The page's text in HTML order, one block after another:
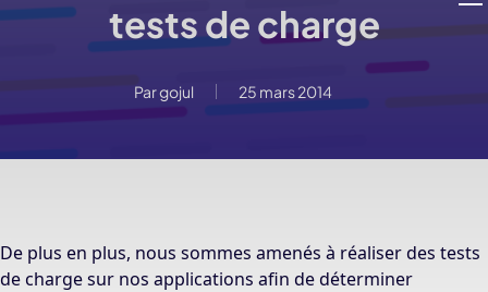
tests de charge
Pargojul 25 mars 2014
De plus en plus, nous sommes amenés à réaliser des tests
de charge sur nos applications afin de déterminer